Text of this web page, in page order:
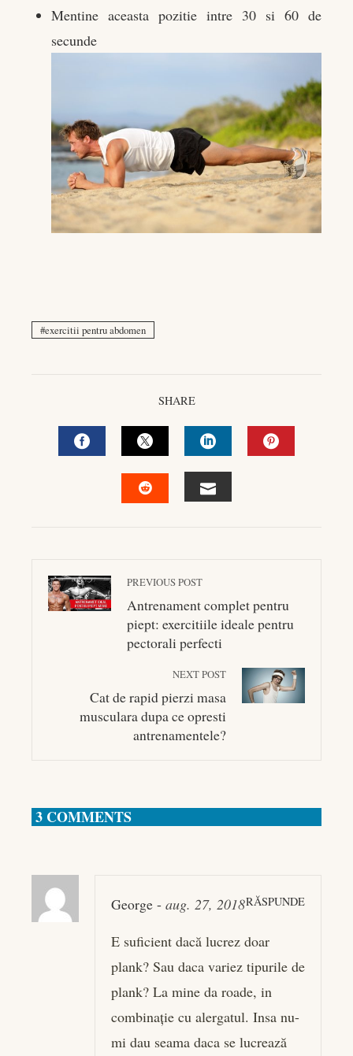
Mentine aceasta pozitie intre 30 si 60 de
secunde
exercitii pentru abdomen
SHARE
FACEBOOKTWITTERLINKEDIN
PREVIOUS POST
Antrenament complet pentru
piept: exercitiile ideale pentru
pectorali perfecti
NEXT POST
Cat de rapid pierzi masa
musculara dupa ce opresti
antrenamentele?
3 COMMENTS
George - aug. 27, 2018RĂSPUNDE
E suficient dacă lucrez doar
plank? Sau daca variez tipurile de
plank? La mine da roade, in
combinație cu alergatul. Insa nu-
mi dau seama daca se lucrează